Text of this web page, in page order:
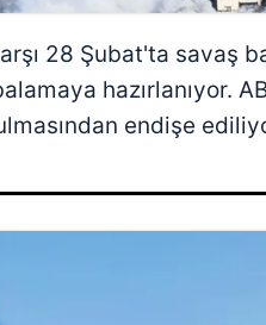
28 Şubat'ta savaş
hazırlanıyor.
endişe